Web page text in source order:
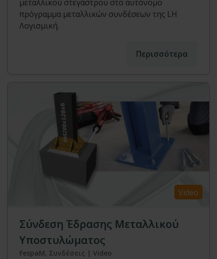
μεταλλικού στεγάστρου στο αυτόνομο
πρόγραμμα μεταλλικών συνδέσεων της LH
Λογισμική.
Περισσότερα
Video
Σύνδεση Έδρασης Μεταλλικού
Υποστυλώματος
FespaM, Συνδέσεις | Video